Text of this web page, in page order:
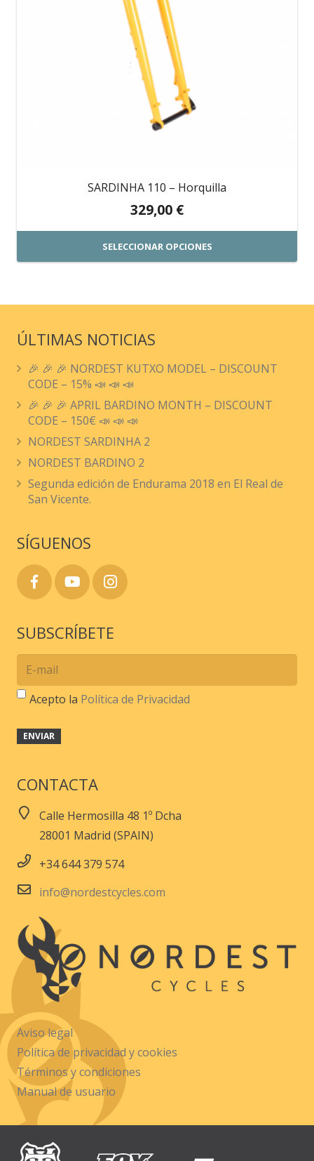
SARDINHA 110 – Horquilla
329,00 €
SELECCIONAR OPCIONES
Las
se
la
ÚLTIMAS NOTICIAS
🎉 🎉 🎉 NORDEST KUTXO MODEL – DISCOUNT
CODE – 15% 📣 📣 📣
🎉 🎉 🎉 APRIL BARDINO MONTH – DISCOUNT
CODE – 150€ 📣 📣 📣
NORDEST SARDINHA 2
NORDEST BARDINO 2
Segunda edición de Endurama 2018 en El Real de
San Vicente.
SÍGUENOS
SUBSCRÍBETE
Acepto la Política de Privacidad
CONTACTA
Calle Hermosilla 48 1º Dcha
28001 Madrid (SPAIN)
+34 644 379 574
info@nordestcycles.com
Aviso legal
Política de privacidad y cookies
Términos y condiciones
Manual de usuario